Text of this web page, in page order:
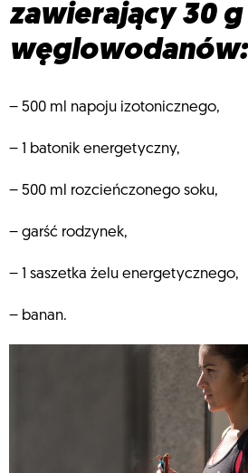
zawierający 30 g
węglowodanów:
– 500 ml napoju izotonicznego,
– 1 batonik energetyczny,
– 500 ml rozcieńczonego soku,
– garść rodzynek,
– 1 saszetka żelu energetycznego,
– banan.